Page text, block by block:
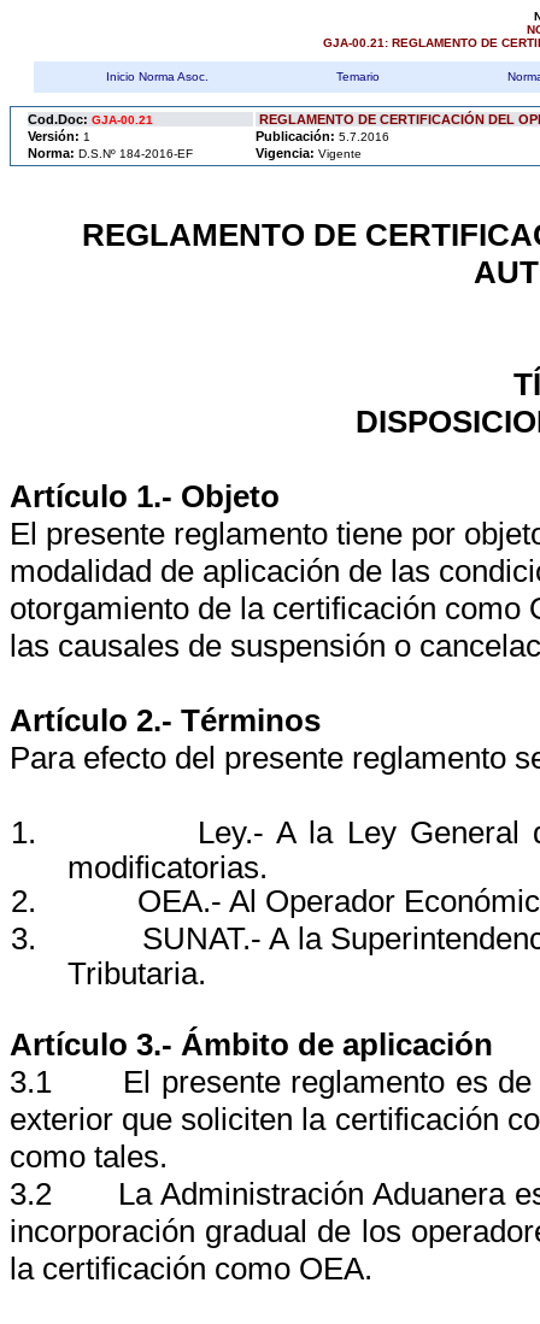
GJA-00.21: REGLAMENTO DE
Inicio Norma Asoc. Temario
Cod.Doc: GJA-00.21
REGLAMENTO DE CERTIFICACIÓN DEL
Versión: 1 Publicación: 5.7.2016
Norma: D.S.Nº 184-2016-EF Vigencia: Vigente
REGLAMENTO DE
Artículo 1.- Objeto
El presente reglamento tiene por
modalidad de aplicación de las
otorgamiento de la certificación
las causales de suspensión o
Artículo 2.- Términos
Para efecto del presente reglamento
1.
Ley.- A la Ley General
modificatorias.
2.
OEA.- Al Operador
3.
SUNAT.- A la
Tributaria.
Artículo 3.- Ámbito de aplicación
3.1
El presente reglamento es
exterior que soliciten la certificación
como tales.
3.2
La Administración Aduanera
incorporación gradual de los
la certificación como OEA.